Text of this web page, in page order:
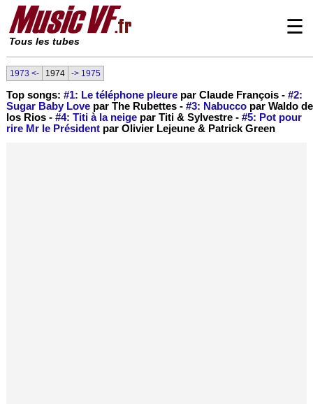
Tous les tubes
☰
1973 <- 1974 -> 1975
Top songs: #1: Le téléphone pleure par Claude François - #2:
Sugar Baby Love par The Rubettes - #3: Nabucco par Waldo de
los Rios - #4: Titi à la neige par Titi & Sylvestre - #5: Pot pour
rire Mr le Président par Olivier Lejeune & Patrick Green